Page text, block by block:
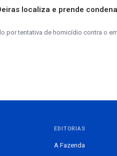
localiza e prende
por tentativa de homicídio contra o
EDITORIAS
A Fazenda